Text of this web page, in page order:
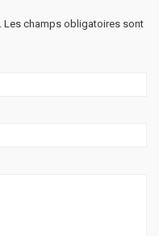
Les champs obligatoires sont